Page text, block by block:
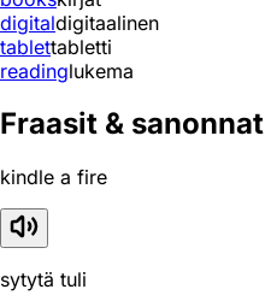
digitaldigitaalinen
tablettabletti
readinglukema
Fraasit & sanonnat
kindle a fire
sytytä tuli